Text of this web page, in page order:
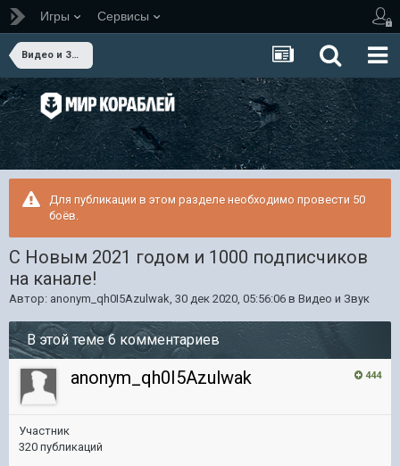
Игры Сервисы
Видео и Звук
Для публикации в этом разделе необходимо провести 50
боёв.
С Новым 2021 годом и 1000 подписчиков
на канале!
Автор: anonym_qh0I5Azulwak, 30 дек 2020, 05:56:06 в Видео и Звук
В этой теме 6 комментариев
444
anonym_qh0I5Azulwak
Участник
320 публикаций